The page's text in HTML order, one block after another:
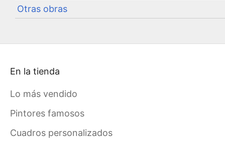
Otras obras
En la tienda
Lo más vendido
Pintores famosos
Cuadros personalizados